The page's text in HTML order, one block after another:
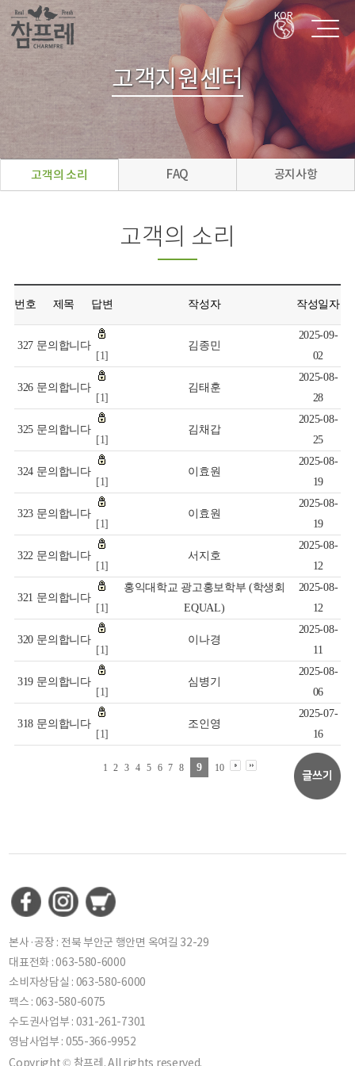
KOR
고객지원센터
고객의 소리 FAQ 공지사항
고객의 소리
번호 제목 답변 작성자 작성일자
327 문의합니다
[1]
김종민
2025-09-
02
326 문의합니다
[1]
김태훈
2025-08-
28
325 문의합니다
[1]
김채갑
2025-08-
25
324 문의합니다
[1]
이효원
2025-08-
19
323 문의합니다
[1]
이효원
2025-08-
19
322 문의합니다
[1]
서지호
2025-08-
12
321 문의합니다
[1]
홍익대학교 광고홍보학부 (학생회
EQUAL)
2025-08-
12
320 문의합니다
[1]
이나경
2025-08-
11
319 문의합니다
[1]
심병기
2025-08-
06
318 문의합니다
[1]
조인영
2025-07-
16
1 2 3 4 5 6 7 8 9 10
본사·공장 : 전북 부안군 행안면 옥여길 32-29
대표전화 : 063-580-6000
소비자상담실 : 063-580-6000
팩스 : 063-580-6075
수도권사업부 : 031-261-7301
영남사업부 : 055-366-9952
Copyright © 참프레. All rights reserved.